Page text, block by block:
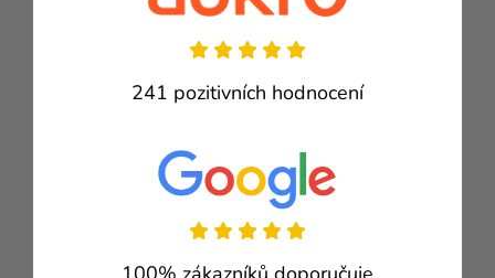
241 pozitivních hodnocení